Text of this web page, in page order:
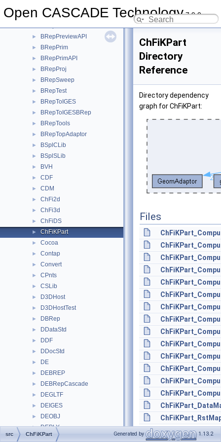
Open CASCADE Technology7.9.0
BRepOffset
► BRepPreviewAPI
► BRepPrim
► BRepPrimAPI
► BRepProj
► BRepSweep
► BRepTest
► BRepToIGES
► BRepToIGESBRep
► BRepTools
► BRepTopAdaptor
► BSplCLib
► BSplSLib
► BVH
► CDF
► CDM
► ChFi2d
► ChFi3d
► ChFiDS
► ChFiKPart
► Cocoa
► Contap
► Convert
► CPnts
► CSLib
► D3DHost
► D3DHostTest
► DBRep
► DDataStd
► DDF
► DDocStd
► DE
► DEBREP
► DEBRepCascade
► DEGLTF
► DEIGES
► DEOBJ
► DEPLY
► DESTEP
ChFiKPart
Directory
Reference
Directory dependency
graph for ChFiKPart:
Files
src ChFiKPart Generated by 1.13.2